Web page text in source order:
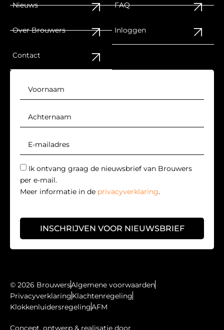
Nieuws
Over Brouwers
Contact
FAQ
Inloggen
Ik ontvang graag de nieuwsbrief van Brouwers
per e-mail.
Meer informatie in de privacyverklaring.
INSCHRIJVEN VOOR NIEUWSBRIEF
© 2026 BrouwersAlgemene voorwaarden
PrivacyverklaringKlachtenregeling
KlokkenluidersregelingAFM
Concept, ontwerp & realisatie door